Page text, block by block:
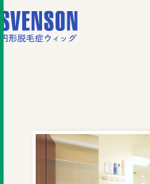
料金プラン
ご利用の流れ